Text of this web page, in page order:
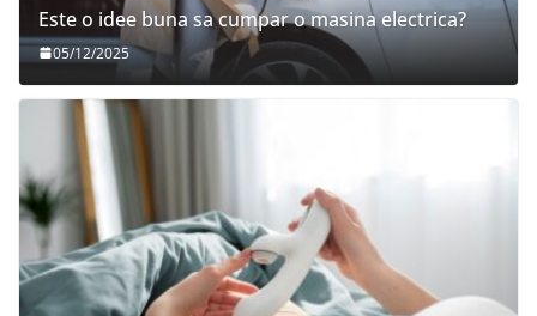
Este o idee buna sa cumpar o masina electrica?
05/12/2025